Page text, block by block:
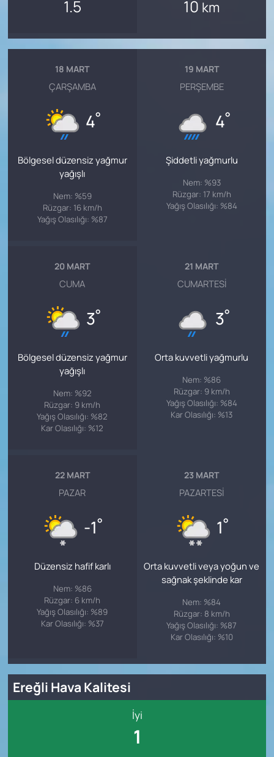
1.5 10 km
18 MART
ÇARŞAMBA
4°
Bölgesel düzensiz yağmur
yağışlı
Nem: %59
Rüzgar: 16 km/h
Yağış Olasılığı: %87
19 MART
PERŞEMBE
4°
Şiddetli yağmurlu
Nem: %93
Rüzgar: 17 km/h
Yağış Olasılığı: %84
20 MART
CUMA
3°
Bölgesel düzensiz yağmur
yağışlı
Nem: %92
Rüzgar: 9 km/h
Yağış Olasılığı: %82
Kar Olasılığı: %12
21 MART
CUMARTESI
3°
Orta kuvvetli yağmurlu
Nem: %86
Rüzgar: 9 km/h
Yağış Olasılığı: %84
Kar Olasılığı: %13
22 MART
PAZAR
-1°
Düzensiz hafif karlı
Nem: %86
Rüzgar: 6 km/h
Yağış Olasılığı: %89
Kar Olasılığı: %37
23 MART
PAZARTESI
1°
Orta kuvvetli veya yoğun ve
sağnak şeklinde kar
Nem: %84
Rüzgar: 8 km/h
Yağış Olasılığı: %87
Kar Olasılığı: %10
Ereğli Hava Kalitesi
İyi
1